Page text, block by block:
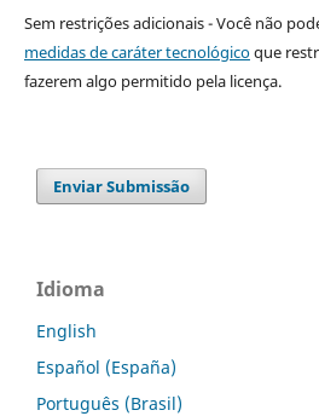
Sem restrições adicionais - Você não
medidas de caráter tecnológicoque
fazerem algo permitido pela licença.
Enviar Submissão
Idioma
English
Español (España)
Português (Brasil)